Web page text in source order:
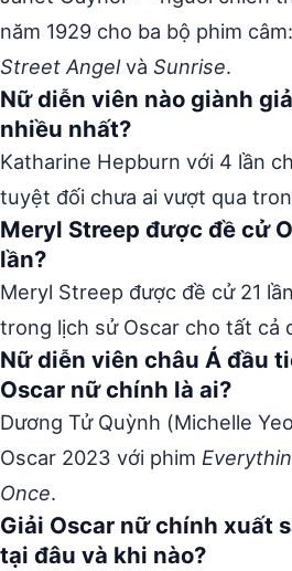
năm 1929 cho ba bộ phim câm:
Street Angelvà Sunrise.
Nữ diễn viên nào giành
nhiều nhất?
Katharine Hepburn với 4 lần
tuyệt đối chưa ai vượt qua
Meryl Streep được đề cử
lần?
Meryl Streep được đề cử 21
trong lịch sử Oscar cho tất cả
Nữ diễn viên châu Á đầu
Oscar nữ chính là ai?
Dương Tử Quỳnh (Michelle
Oscar 2023 với phim
Once.
Giải Oscar nữ chính xuất
tại đâu và khi nào?